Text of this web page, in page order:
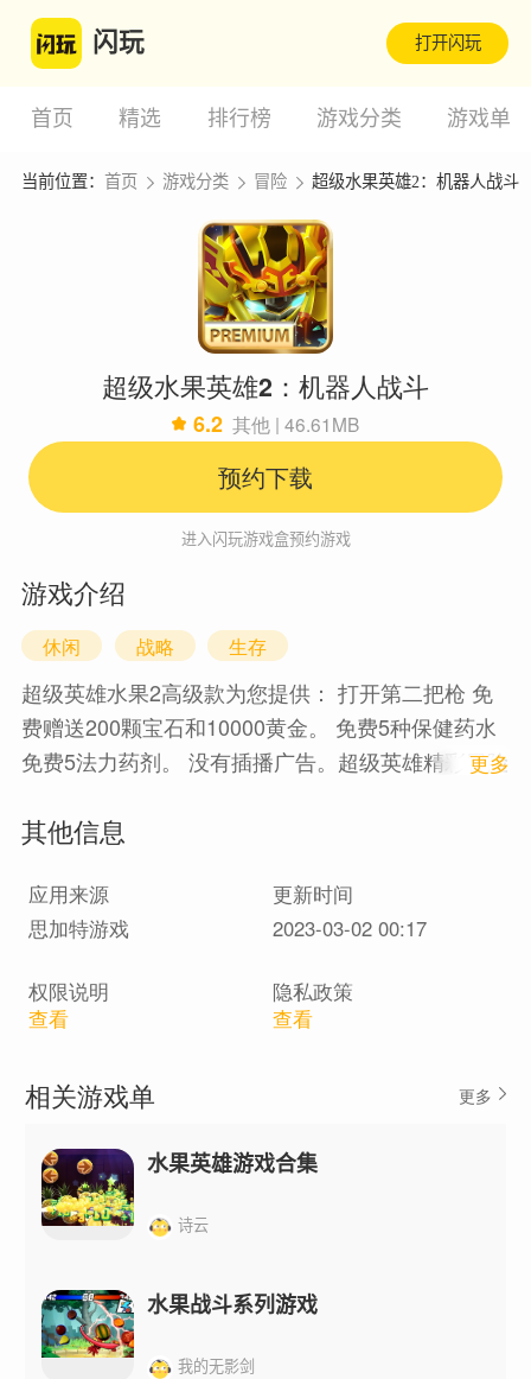
闪玩 打开闪玩
首页 精选 排行榜 游戏分类 游戏单
当前位置： 首页 游戏分类 冒险 超级水果英雄2：机器人战斗
超级水果英雄2：机器人战斗
6.2 其他 | 46.61MB
预约下载
进入闪玩游戏盒预约游戏
游戏介绍
休闲 战略 生存
超级英雄水果2高级款为您提供： 打开第二把枪 免
费赠送200颗宝石和10000黄金。 免费5种保健药水
免费5法力药剂。 没有插播广告。超级英雄精彩冒险
敢的水果机器人的新归来。你对这个新的免费游戏
角色扮演，以前所未有的超人特征扫除敌人和障碍
水果。是你有足够的动力、热情和勇气帮助可爱的
1 更多
其他信息
应用来源
更新时间
思加特游戏
2023-03-02 00:17
权限说明
查看
隐私政策
查看
相关游戏单 更多
水果英雄游戏合集
诗云
水果战斗系列游戏
我的无影剑